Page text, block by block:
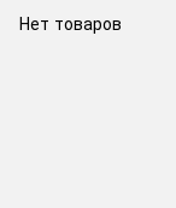
Нет товаров